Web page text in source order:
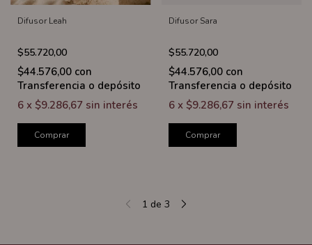
Difusor Leah
$55.720,00
$44.576,00 con
Transferencia o depósito
6 x $9.286,67 sin interés
Comprar
Difusor Sara
$55.720,00
$44.576,00 con
Transferencia o depósito
6 x $9.286,67 sin interés
Comprar
1 de 3